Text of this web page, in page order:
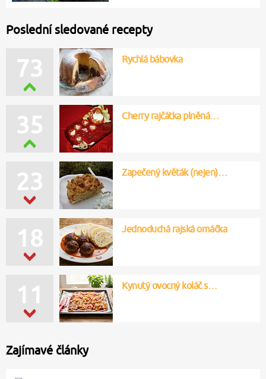
Poslední sledované recepty
73 Rychlá bábovka
35 Cherry rajčátka plněná…
23 Zapečený květák (nejen)…
18 Jednoduchá rajská omáčka
11 Kynutý ovocný koláč s…
Zajímavé články